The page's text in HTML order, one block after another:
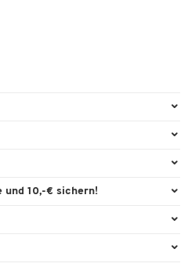
10,-€ sichern!